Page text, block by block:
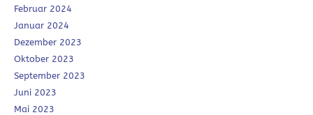
Februar 2024
Januar 2024
Dezember 2023
Oktober 2023
September 2023
Juni 2023
Mai 2023